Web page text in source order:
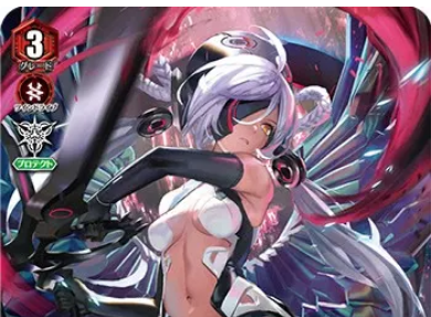
最新弾
【DZ】ブースター
【DZ】その他ブースター
【DZ】デッキなど